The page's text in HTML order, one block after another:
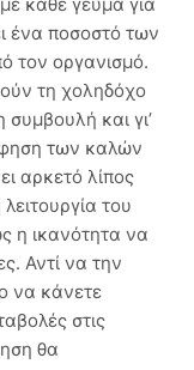
ένα ποσοστό των
τον οργανισμό.
τη χοληδόχο
και γι’
των καλών
αρκετό λίπος
του
η ικανότητα να
Αντί να την
να κάνετε
στις
θα